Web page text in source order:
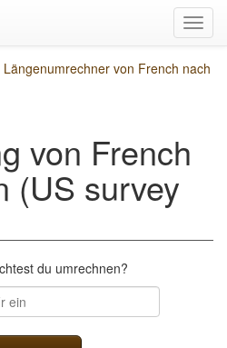
Längenumrechner von French nach
von French
(US survey
du umrechnen?